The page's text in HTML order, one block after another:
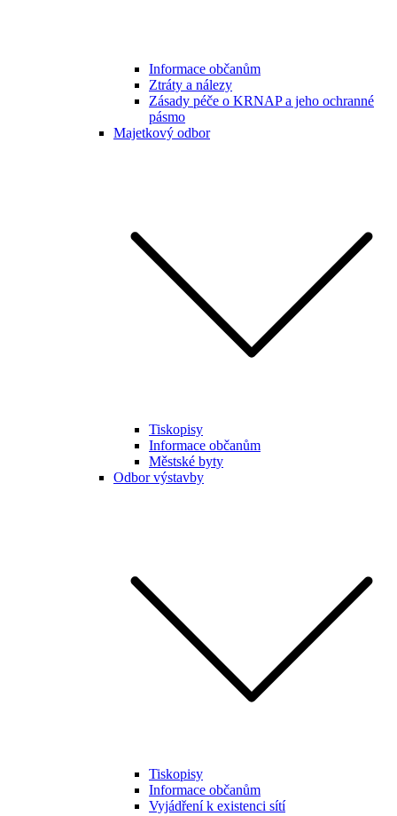
Informace občanům
Ztráty a nálezy
Zásady péče o KRNAP a jeho ochranné
pásmo
Majetkový odbor
Tiskopisy
Informace občanům
Městské byty
Odbor výstavby
Tiskopisy
Informace občanům
Vyjádření k existenci sítí